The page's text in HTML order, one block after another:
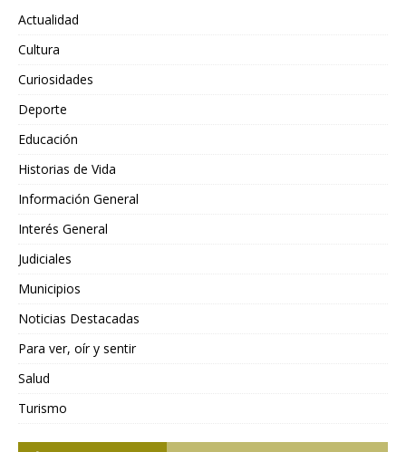
Actualidad
Cultura
Curiosidades
Deporte
Educación
Historias de Vida
Información General
Interés General
Judiciales
Municipios
Noticias Destacadas
Para ver, oír y sentir
Salud
Turismo